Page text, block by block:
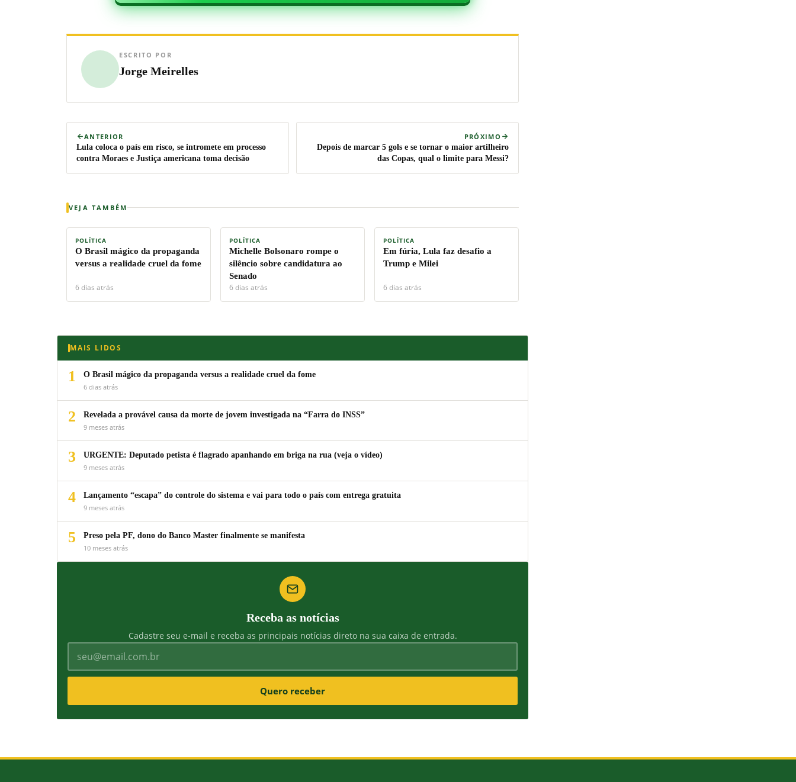
ESCRITO POR
Jorge Meirelles
ANTERIOR
Lula coloca o país em risco, se intromete em processo
contra Moraes e Justiça americana toma decisão
PRÓXIMO
Depois de marcar 5 gols e se tornar o maior artilheiro
das Copas, qual o limite para Messi?
VEJA TAMBÉM
POLÍTICA
O Brasil mágico da propaganda
versus a realidade cruel da fome
6 dias atrás
POLÍTICA
Michelle Bolsonaro rompe o
silêncio sobre candidatura ao
Senado
6 dias atrás
POLÍTICA
Em fúria, Lula faz desafio a
Trump e Milei
6 dias atrás
MAIS LIDOS
1
O Brasil mágico da propaganda versus a realidade cruel da fome
6 dias atrás
2
Revelada a provável causa da morte de jovem investigada na “Farra do INSS”
9 meses atrás
3
URGENTE: Deputado petista é flagrado apanhando em briga na rua (veja o vídeo)
9 meses atrás
4
Lançamento “escapa” do controle do sistema e vai para todo o país com entrega gratuita
9 meses atrás
5
Preso pela PF, dono do Banco Master finalmente se manifesta
10 meses atrás
Receba as notícias
Cadastre seu e-mail e receba as principais notícias direto na sua caixa de entrada.
Quero receber